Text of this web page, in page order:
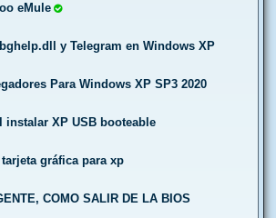
eMule
y Telegram en Windows XP
Para Windows XP SP3 2020
instalar XP USB booteable
gráfica para xp
COMO SALIR DE LA BIOS